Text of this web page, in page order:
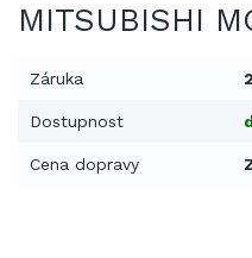
MITSUBISHI
Záruka
Dostupnost
Cena dopravy